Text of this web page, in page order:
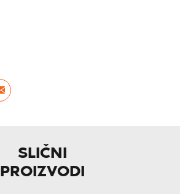
SLIČNI
PROIZVODI